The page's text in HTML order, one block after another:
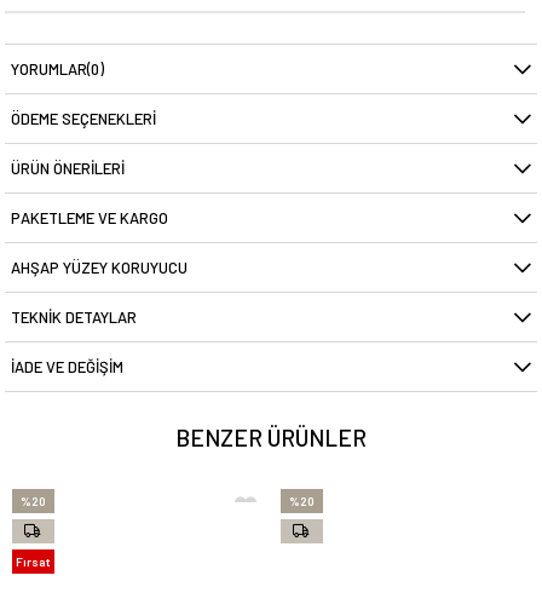
YORUMLAR(0)
ÖDEME SEÇENEKLERI
ÜRÜN ÖNERILERI
PAKETLEME VE KARGO
AHŞAP YÜZEY KORUYUCU
TEKNIK DETAYLAR
İADE VE DEĞIŞIM
BENZER ÜRÜNLER
%20
Fırsat
%20